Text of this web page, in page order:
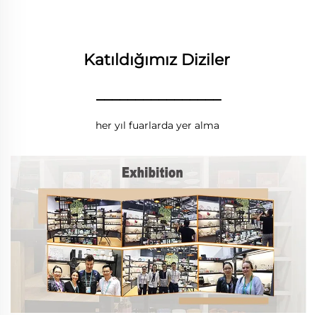
Katıldığımız Diziler
________________
her yıl fuarlarda yer alma